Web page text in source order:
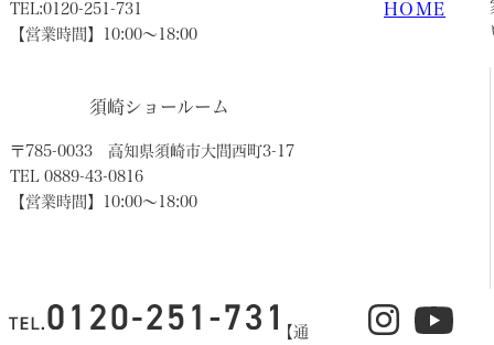
TEL:0120-251-731
【営業時間】10:00〜18:00
須崎ショールーム
〒785-0033 高知県須崎市大間西町3-17
TEL 0889-43-0816
【営業時間】10:00〜18:00
【通
HOME